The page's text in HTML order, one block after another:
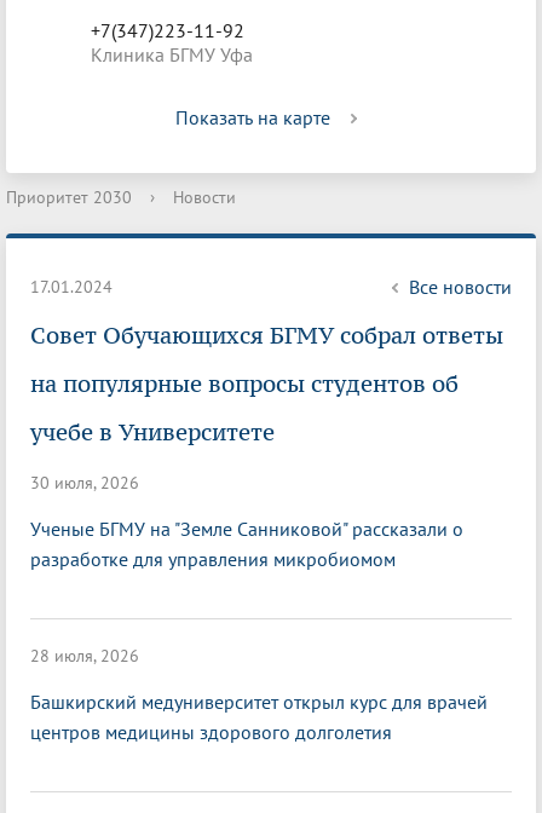
+7(347)223-11-92
Клиника БГМУ Уфа
Показать на карте
Приоритет 2030 › Новости
17.01.2024 Все новости
Совет Обучающихся БГМУ собрал ответы
на популярные вопросы студентов об
учебе в Университете
30 июля, 2026
Ученые БГМУ на "Земле Санниковой" рассказали о
разработке для управления микробиомом
28 июля, 2026
Башкирский медуниверситет открыл курс для врачей
центров медицины здорового долголетия